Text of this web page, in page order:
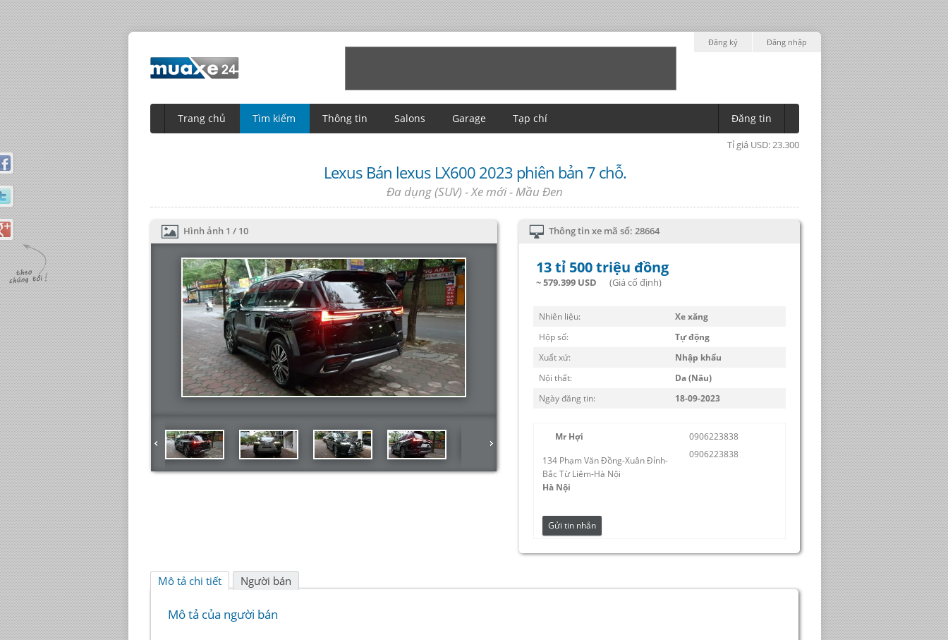
Đăng ký Đăng nhập
Trang chủ Tìm kiếm Thông tin Salons Garage Tạp chí Đăng tin
Tỉ giá USD: 23.300
Lexus Bán lexus LX600 2023 phiên bản 7 chỗ.
Đa dụng (SUV) - Xe mới - Mầu Đen
Hình ảnh 1 / 10 Thông tin xe mã số: 28664
13 tỉ 500 triệu đồng
~ 579.399 USD (Giá cố định)
Nhiên liệu:
Xe xăng
Hộp số:
Tự động
Xuất xứ:
Nhập khẩu
Nội thất:
Da (Nâu)
Ngày đăng tin:
18-09-2023
Mr Hợi
134 Phạm Văn Đồng-Xuân Đỉnh-
Bắc Từ Liêm-Hà Nội
Hà Nội
0906223838
0906223838
Gửi tin nhắn
Mô tả chi tiết Người bán
Mô tả của người bán